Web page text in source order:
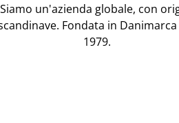
Siamo un'azienda globale, con
Fondata in
1979.